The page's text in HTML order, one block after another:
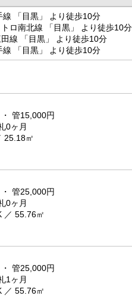
線 「目黒」 より徒歩10分
ロ南北線 「目黒」 より徒歩10分
線 「目黒」 より徒歩10分
線 「目黒」 より徒歩10分
・ 管15,000円
0ヶ月
25.18㎡
・ 管25,000円
0ヶ月
／ 55.76㎡
・ 管25,000円
1ヶ月
／ 55.76㎡